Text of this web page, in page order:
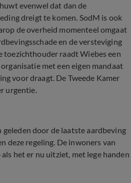
evenwel dat dan de
dreigt te komen. SodM is ook
de overheid momenteel omgaat
en de versteviging
toezichthouder raadt Wiebes een
met een eigen mandaat
voor draagt. De Tweede Kamer
urgentie.
geleden door de laatste aardbeving
deze regeling. De inwoners van
het er nu uitziet, met lege handen